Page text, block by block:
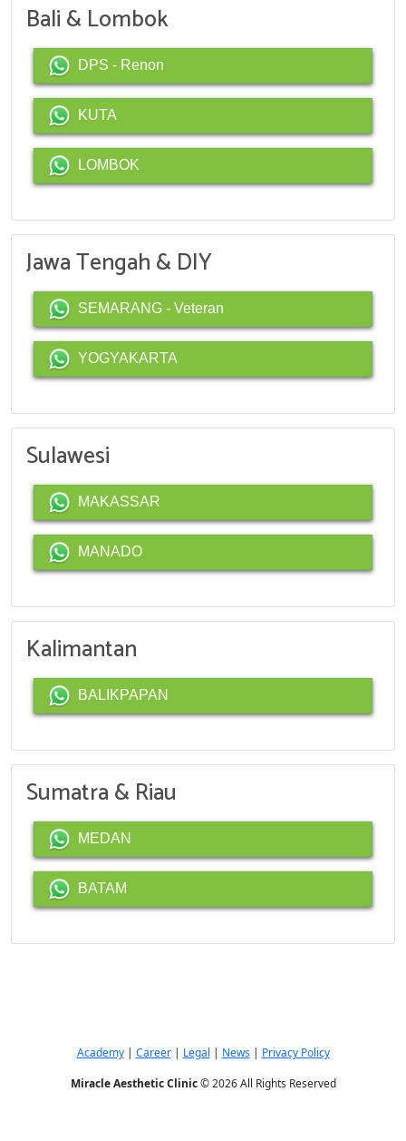
Bali & Lombok
DPS - Renon
KUTA
LOMBOK
Jawa Tengah & DIY
SEMARANG - Veteran
YOGYAKARTA
Sulawesi
MAKASSAR
MANADO
Kalimantan
BALIKPAPAN
Sumatra & Riau
MEDAN
BATAM
Academy| Career| Legal | News| Privacy Policy
Miracle Aesthetic Clinic© 2026 All Rights Reserved